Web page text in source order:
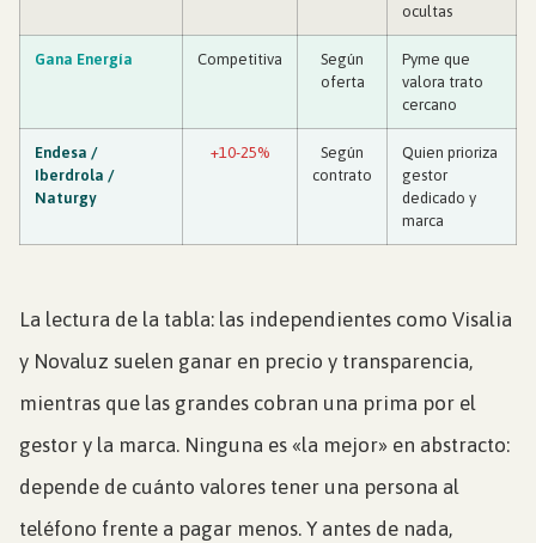
ocultas
Gana Energía Competitiva
Según
oferta
Pyme que
valora trato
cercano
Endesa /
Iberdrola /
Naturgy
+10-25%
Según
contrato
Quien prioriza
gestor
dedicado y
marca
La lectura de la tabla: las independientes como Visalia
y Novaluz suelen ganar en precio y transparencia,
mientras que las grandes cobran una prima por el
gestor y la marca. Ninguna es «la mejor» en abstracto:
depende de cuánto valores tener una persona al
teléfono frente a pagar menos. Y antes de nada,